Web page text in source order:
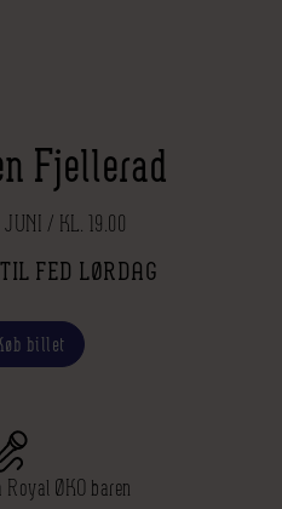
Fjellerad
/ KL. 19.00
FED LØRDAG
billet
ØKO baren